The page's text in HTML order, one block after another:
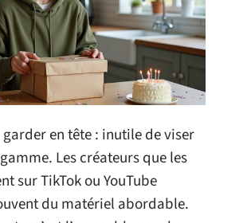
en tête : inutile de viser
Les créateurs que les
sur TikTok ou YouTube
du matériel abordable.